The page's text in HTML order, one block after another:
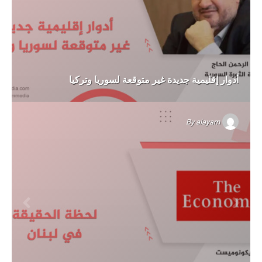
أدوار إقليمية جديدة غير متوقعة لسوريا وتركيا
Byalayam